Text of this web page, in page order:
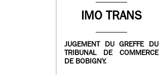
IMO TRANS
JUGEMENT DU GREFFE DU
TRIBUNAL DE COMMERCE
DE BOBIGNY.